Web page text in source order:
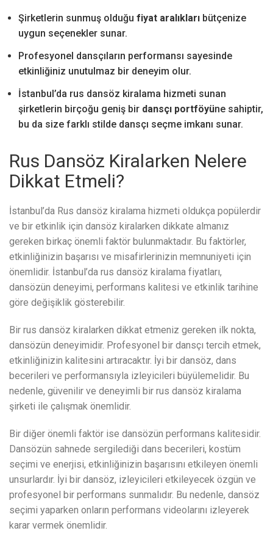
Şirketlerin sunmuş olduğu fiyat aralıkları bütçenize
uygun seçenekler sunar.
Profesyonel dansçıların performansı sayesinde
etkinliğiniz unutulmaz bir deneyim olur.
İstanbul’da rus dansöz kiralama hizmeti sunan
şirketlerin birçoğu geniş bir dansçı portföyüne sahiptir,
bu da size farklı stilde dansçı seçme imkanı sunar.
Rus Dansöz Kiralarken Nelere
Dikkat Etmeli?
İstanbul’da Rus dansöz kiralama hizmeti oldukça popülerdir
ve bir etkinlik için dansöz kiralarken dikkate almanız
gereken birkaç önemli faktör bulunmaktadır. Bu faktörler,
etkinliğinizin başarısı ve misafirlerinizin memnuniyeti için
önemlidir. İstanbul’da rus dansöz kiralama fiyatları,
dansözün deneyimi, performans kalitesi ve etkinlik tarihine
göre değişiklik gösterebilir.
Bir rus dansöz kiralarken dikkat etmeniz gereken ilk nokta,
dansözün deneyimidir. Profesyonel bir dansçı tercih etmek,
etkinliğinizin kalitesini artıracaktır. İyi bir dansöz, dans
becerileri ve performansıyla izleyicileri büyülemelidir. Bu
nedenle, güvenilir ve deneyimli bir rus dansöz kiralama
şirketi ile çalışmak önemlidir.
Bir diğer önemli faktör ise dansözün performans kalitesidir.
Dansözün sahnede sergilediği dans becerileri, kostüm
seçimi ve enerjisi, etkinliğinizin başarısını etkileyen önemli
unsurlardır. İyi bir dansöz, izleyicileri etkileyecek özgün ve
profesyonel bir performans sunmalıdır. Bu nedenle, dansöz
seçimi yaparken onların performans videolarını izleyerek
karar vermek önemlidir.